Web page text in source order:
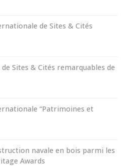
de Sites & Cités
Sites & Cités remarquables de
“Patrimoines et
navale en bois parmi les
Awards